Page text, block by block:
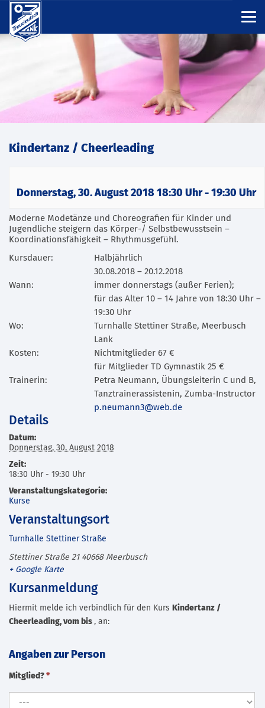
Kindertanz / Cheerleading
Donnerstag, 30. August 2018 18:30 Uhr- 19:30 Uhr
Moderne Modetänze und Choreografien für Kinder und
Jugendliche steigern das Körper-/ Selbstbewusstsein –
Koordinationsfähigkeit – Rhythmusgefühl.
Kursdauer:
Halbjährlich
30.08.2018 – 20.12.2018
Wann:
immer donnerstags (außer Ferien);
für das Alter 10 – 14 Jahre von 18:30 Uhr –
19:30 Uhr
Wo:
Turnhalle Stettiner Straße, Meerbusch
Lank
Kosten:
Nichtmitglieder 67 €
für Mitglieder TD Gymnastik 25 €
Trainerin:
Petra Neumann, Übungsleiterin C und B,
Tanztrainerassistenin, Zumba-Instructor
p.neumann3@web.de
Details
Datum:
Donnerstag, 30. August 2018
Zeit:
18:30 Uhr - 19:30 Uhr
Veranstaltungskategorie:
Kurse
Veranstaltungsort
Turnhalle Stettiner Straße
Stettiner Straße 21 40668 Meerbusch
+ Google Karte
Kursanmeldung
Hiermit melde ich verbindlich für den Kurs Kindertanz /
Cheerleading, vom bis , an:
Angaben zur Person
Mitglied? *